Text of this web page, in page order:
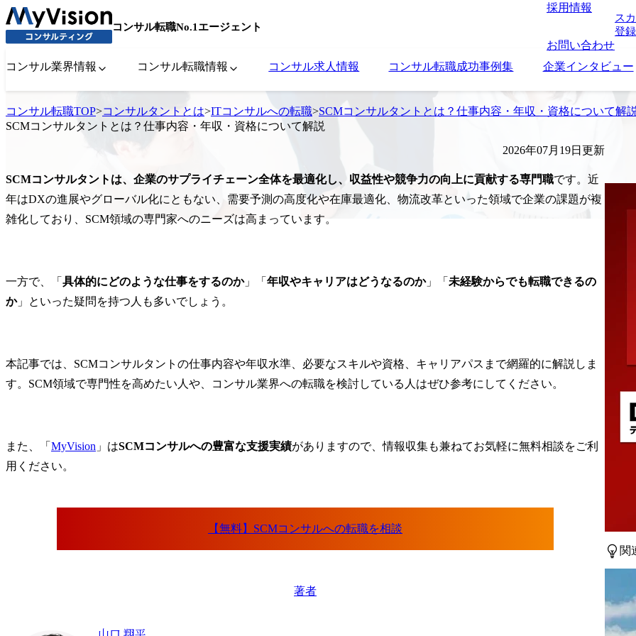
コンサル転職No.1エージェント
採用情報
お問い合わせ
ス
登
コンサル業界情報 コンサル転職情報 コンサル求人情報 コンサル転職成功事例集 企業インタビュー
コンサル転職TOP>コンサルタントとは>ITコンサルへの転職>SCMコンサルタントとは？仕事内容・年収・資格について解
SCMコンサルタントとは？仕事内容・年収・資格について解説
2026年07月19日更新
SCMコンサルタントは、企業のサプライチェーン全体を最適化し、収益性や競争力の向上に貢献する専門職です。近
年はDXの進展やグローバル化にともない、需要予測の高度化や在庫最適化、物流改革といった領域で企業の課題が複
雑化しており、SCM領域の専門家へのニーズは高まっています。
一方で、「 具体的にどのような仕事をするのか」「 年収やキャリアはどうなるのか」「 未経験からでも転職できるの
か」といった疑問を持つ人も多いでしょう。
本記事では、SCMコンサルタントの仕事内容や年収水準、必要なスキルや資格、キャリアパスまで網羅的に解説しま
す。SCM領域で専門性を高めたい人や、コンサル業界への転職を検討している人はぜひ参考にしてください。
また、「 MyVision 」はSCMコンサルへの豊富な支援実績がありますので、情報収集も兼ねてお気軽に無料相談をご利
用ください。
著者
関